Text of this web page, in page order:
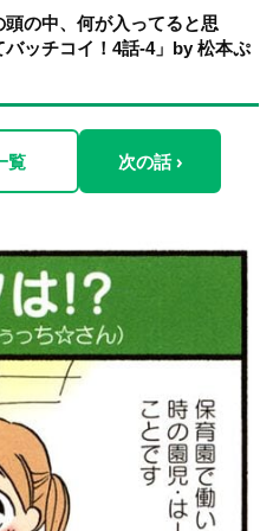
の中、何が入ってると思
ッチコイ！4話-4」by 松本ぷ
覧 次の話 ›